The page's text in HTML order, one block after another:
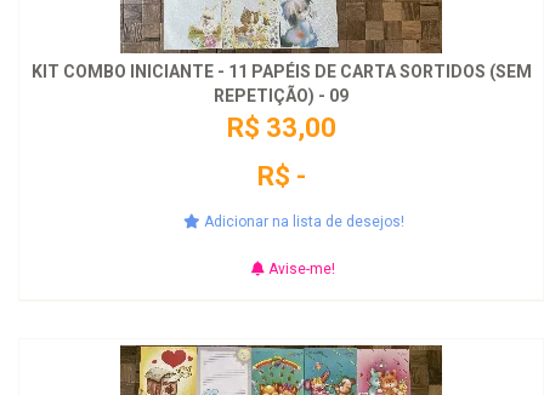
KIT COMBO INICIANTE - 11 PAPÉIS DE CARTA SORTIDOS (SEM
REPETIÇÃO) - 09
R$ 33,00
R$ -
Adicionar na lista de desejos!
Avise-me!